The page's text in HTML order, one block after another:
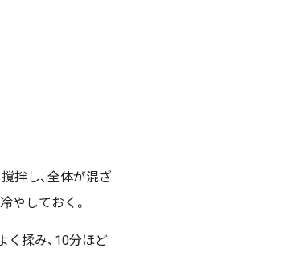
拌し、全体が混ざ
やしておく。
く揉み、10分ほど